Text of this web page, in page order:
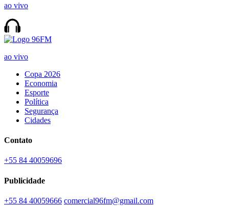
ao vivo
ao vivo
Copa 2026
Economia
Esporte
Política
Segurança
Cidades
Contato
+55 84 40059696
Publicidade
+55 84 40059666 comercial96fm@gmail.com